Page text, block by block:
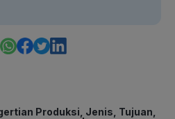
Produksi, Jenis, Tujuan,